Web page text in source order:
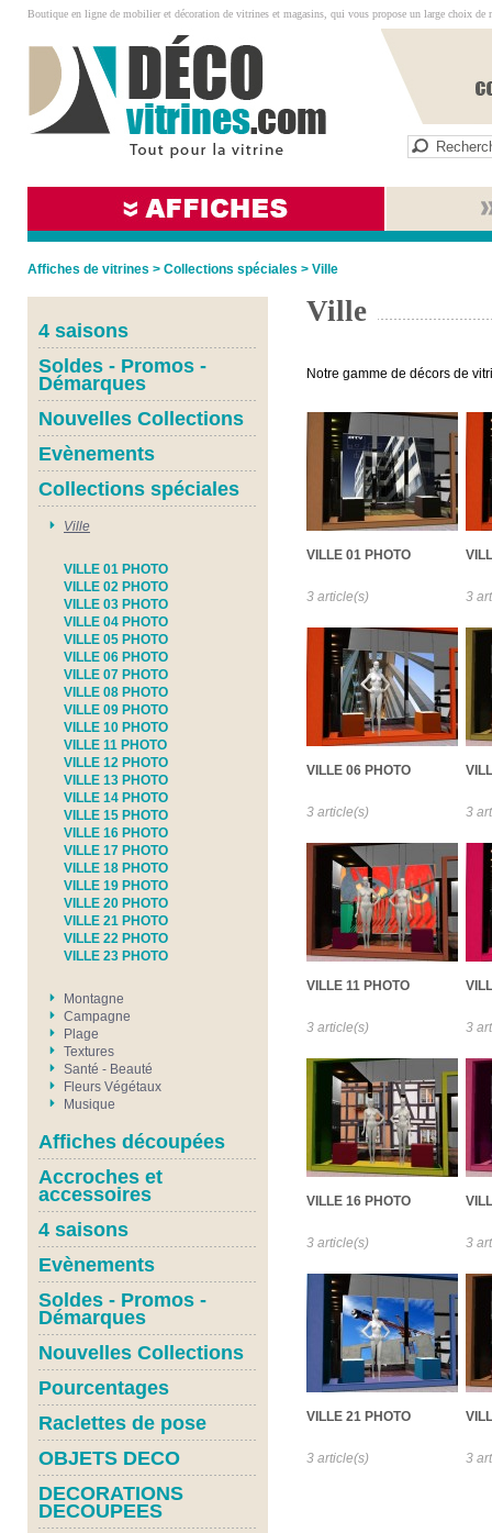
Boutique en ligne de mobilier et décoration de vitrines et magasins, qui vous propose un large choix de
Affiches de vitrines > Collections spéciales > Ville
4 saisons
Soldes - Promos -
Démarques
Nouvelles Collections
Evènements
Collections spéciales
Ville
VILLE 01 PHOTO
VILLE 02 PHOTO
VILLE 03 PHOTO
VILLE 04 PHOTO
VILLE 05 PHOTO
VILLE 06 PHOTO
VILLE 07 PHOTO
VILLE 08 PHOTO
VILLE 09 PHOTO
VILLE 10 PHOTO
VILLE 11 PHOTO
VILLE 12 PHOTO
VILLE 13 PHOTO
VILLE 14 PHOTO
VILLE 15 PHOTO
VILLE 16 PHOTO
VILLE 17 PHOTO
VILLE 18 PHOTO
VILLE 19 PHOTO
VILLE 20 PHOTO
VILLE 21 PHOTO
VILLE 22 PHOTO
VILLE 23 PHOTO
Montagne
Campagne
Plage
Textures
Santé - Beauté
Fleurs Végétaux
Musique
Affiches découpées
Accroches et
accessoires
4 saisons
Evènements
Soldes - Promos -
Démarques
Nouvelles Collections
Pourcentages
Raclettes de pose
OBJETS DECO
DECORATIONS
DECOUPEES
Ville
Notre gamme de décors de
VILLE 01 PHOTO
3 article(s) 3
VILLE 06 PHOTO
3 article(s) 3
VILLE 11 PHOTO
3 article(s) 3
VILLE 16 PHOTO
3 article(s) 3
VILLE 21 PHOTO
3 article(s) 3